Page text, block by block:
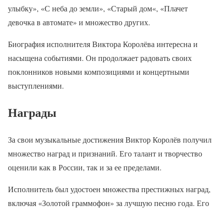
улыбку», «С неба до земли», «Старый дом«, «Плачет
девочка в автомате» и множество других.
Биография исполнителя Виктора Королёва интересна и
насыщена событиями. Он продолжает радовать своих
поклонников новыми композициями и концертными
выступлениями.
Награды
За свои музыкальные достижения Виктор Королёв получил
множество наград и признаний. Его талант и творчество
оценили как в России, так и за ее пределами.
Исполнитель был удостоен множества престижных наград,
включая «Золотой граммофон» за лучшую песню года. Его